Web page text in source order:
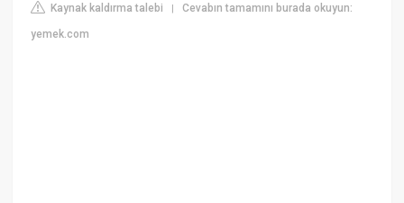
Kaynak kaldırma talebi |Cevabın tamamını burada okuyun:
yemek.com